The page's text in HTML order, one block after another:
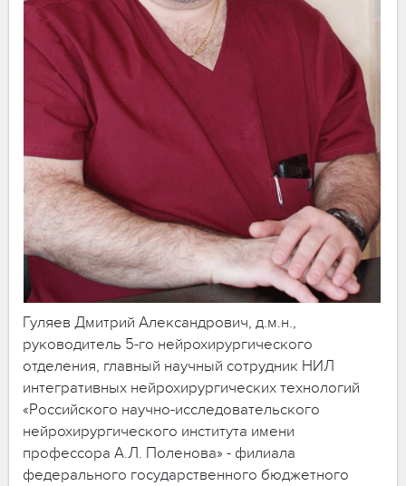
Гуляев Дмитрий Александрович, д.м.н.,
руководитель 5-го нейрохирургического
отделения, главный научный сотрудник НИЛ
интегративных нейрохирургических технологий
«Российского научно-исследовательского
нейрохирургического института имени
профессора А.Л. Поленова» - филиала
федерального государственного бюджетного